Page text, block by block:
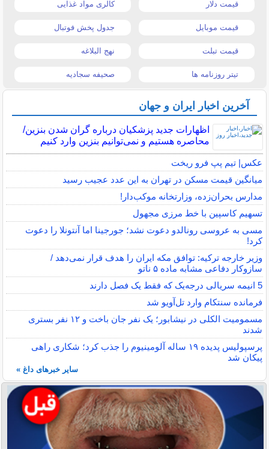
قیمت دلار کالری مواد غذایی
قیمت موبایل جدول پخش فوتبال
قیمت تبلت نهج البلاغه
تیتر روزنامه ها صحیفه سجادیه
آخرین اخبار ایران و جهان
اظهارات جدید پزشکیان درباره گران شدن بنزین/
محاصره هستیم و نمی‌توانیم بنزین وارد کنیم
عکس| تیم پپ فرو ریخت
میانگین قیمت مسکن در تهران به این عدد عجیب رسید
مدارس بحران‌زده، وزارتخانه موکب‌دار!
تسهیم کاسپین با خط مرزی مجهول
مسی به عروسی رونالدو دعوت نشد؛ جورجینا اما آنتونلا را دعوت
کرد!
وزیر خارجه ترکیه: توافق مکه ایران را هدف قرار نمی‌دهد /
سازوکار دفاعی مشابه ماده ۵ ناتو
5 انیمه سریالی درجه‌یک که فقط یک فصل دارند
فرمانده سنتکام وارد تل‌آویو شد
مسمومیت الکلی در نیشابور؛ یک نفر جان باخت و ۱۲ نفر بستری
شدند
پرسپولیس پدیده ۱۹ ساله آلومینیوم را جذب کرد؛ شکاری راهی
پیکان شد
سایر خبرهای داغ »